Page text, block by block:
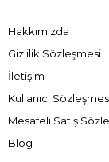
Hakkımızda
Gizlilik Sözleşmesi
İletişim
Kullanıcı
Mesafeli Satış
Blog